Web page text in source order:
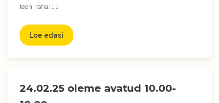
teeni raha! [...]
Loe edasi
24.02.25 oleme avatud 10.00-